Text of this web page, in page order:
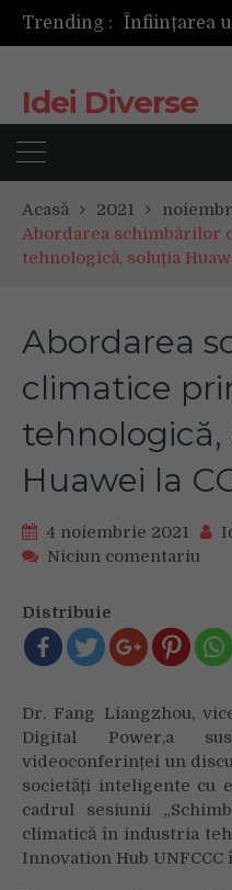
Trending :
Idei Diverse
Acasă 2021
Abordarea schimbărilor
tehnologică, soluția
Abordarea
climatice
tehnologică,
Huawei la
4 noiembrie 2021
Niciun comentariu
prin
la
Distribuie
Dr. Fang Liangzhou,
Digital Power,a
videoconferinței un
societăți inteligente cu
cadrul sesiunii
climatică în industria
Innovation Hub UNFCCC